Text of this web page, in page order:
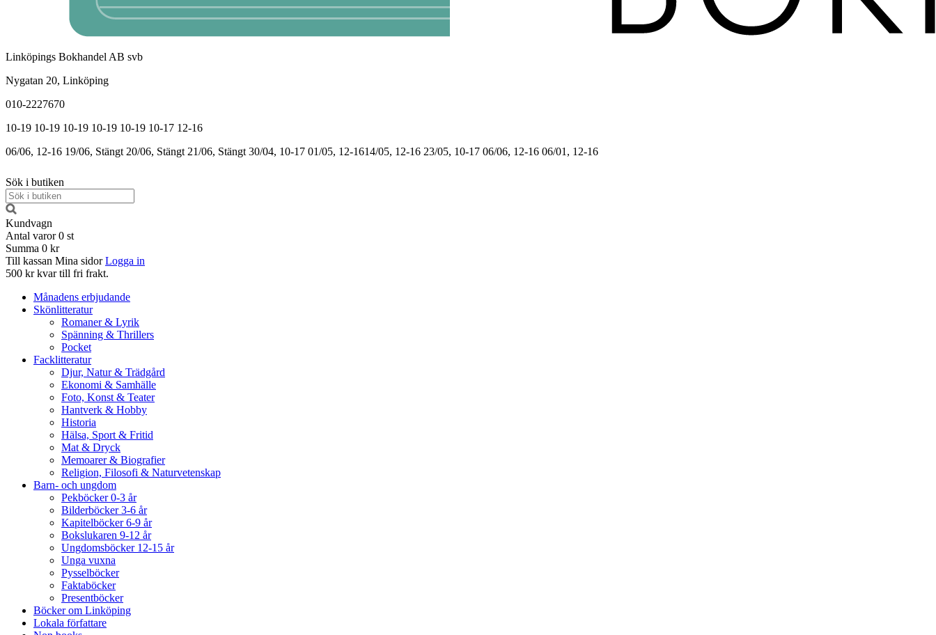
Linköpings Bokhandel AB svb
Nygatan 20, Linköping
010-2227670
10-19 10-19 10-19 10-19 10-19 10-17 12-16
06/06, 12-16 19/06, Stängt 20/06, Stängt 21/06, Stängt 30/04, 10-17 01/05, 12-1614/05, 12-16 23/05, 10-17 06/06, 12-16 06/01, 12-16
Sök i butiken
Kundvagn
Antal varor 0 st
Summa 0 kr
Till kassan Mina sidor Logga in
500 kr kvar till fri frakt.
Månadens erbjudande
Skönlitteratur
Romaner & Lyrik
Spänning & Thrillers
Pocket
Facklitteratur
Djur, Natur & Trädgård
Ekonomi & Samhälle
Foto, Konst & Teater
Hantverk & Hobby
Historia
Hälsa, Sport & Fritid
Mat & Dryck
Memoarer & Biografier
Religion, Filosofi & Naturvetenskap
Barn- och ungdom
Pekböcker 0-3 år
Bilderböcker 3-6 år
Kapitelböcker 6-9 år
Bokslukaren 9-12 år
Ungdomsböcker 12-15 år
Unga vuxna
Pysselböcker
Faktaböcker
Presentböcker
Böcker om Linköping
Lokala författare